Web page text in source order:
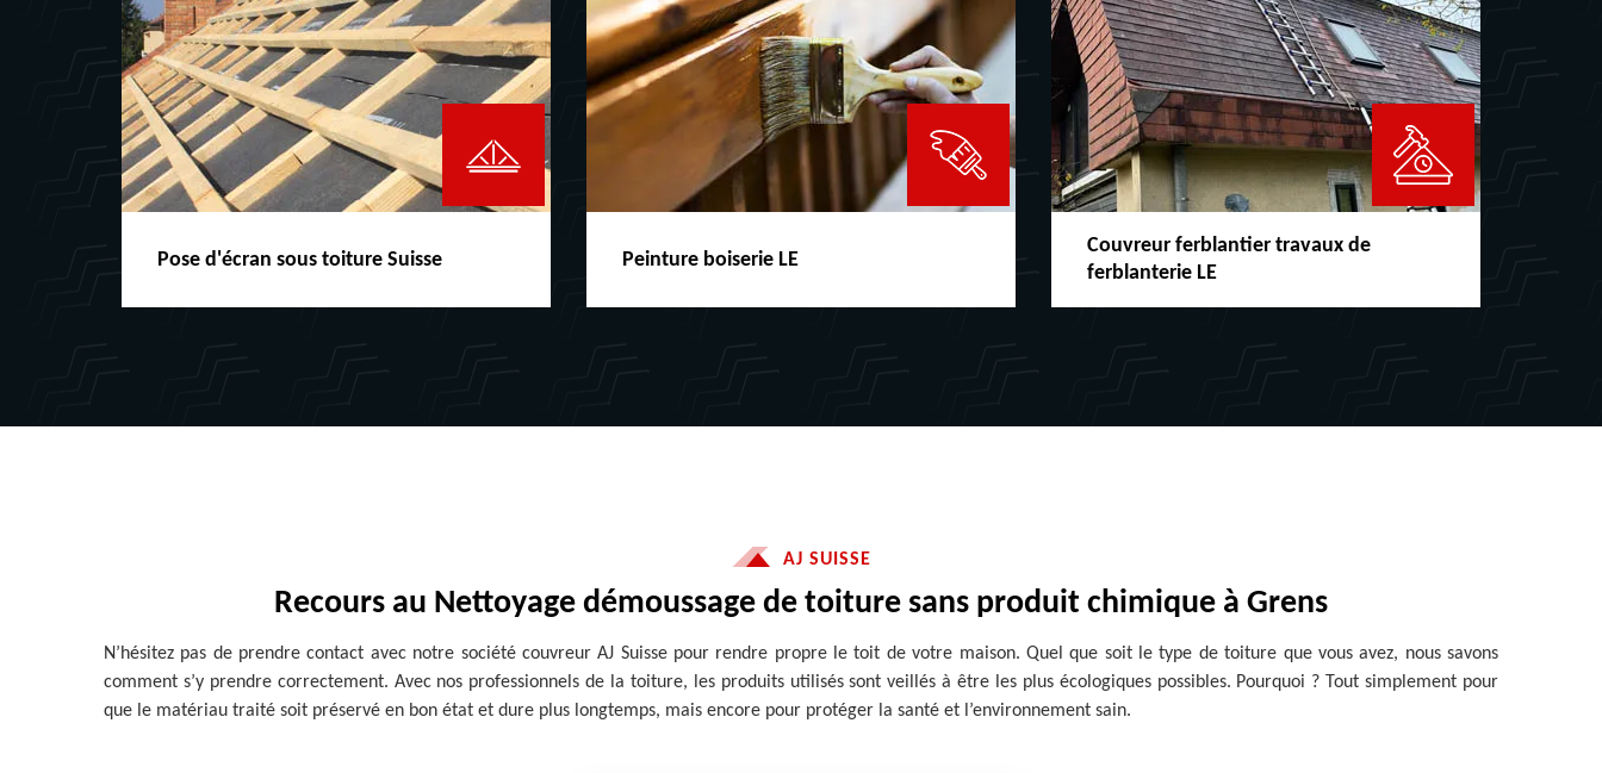
Pose d'écran sous toiture Suisse Peinture boiserie LE
Couvreur ferblantier travaux de
ferblanterie LE
chéneaux
AJ SUISSE
Recours au Nettoyage démoussage de toiture sans produit chimique à Grens
N’hésitez pas de prendre contact avec notre société couvreur AJ Suisse pour rendre propre le toit de votre maison. Quel que soit le type de toiture que vous avez, nous savons
comment s’y prendre correctement. Avec nos professionnels de la toiture, les produits utilisés sont veillés à être les plus écologiques possibles. Pourquoi ? Tout simplement pour
que le matériau traité soit préservé en bon état et dure plus longtemps, mais encore pour protéger la santé et l’environnement sain.